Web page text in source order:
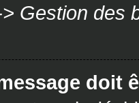
Gestion des
doit